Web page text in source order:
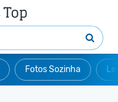
Fotos Sozinha